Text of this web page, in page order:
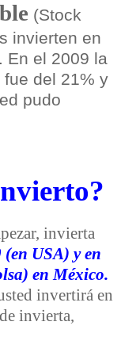
(Stock
invierten en
En el 2009 la
del 21% y
pudo
invierta
USA) y en
en México.
invertirá en
invierta,